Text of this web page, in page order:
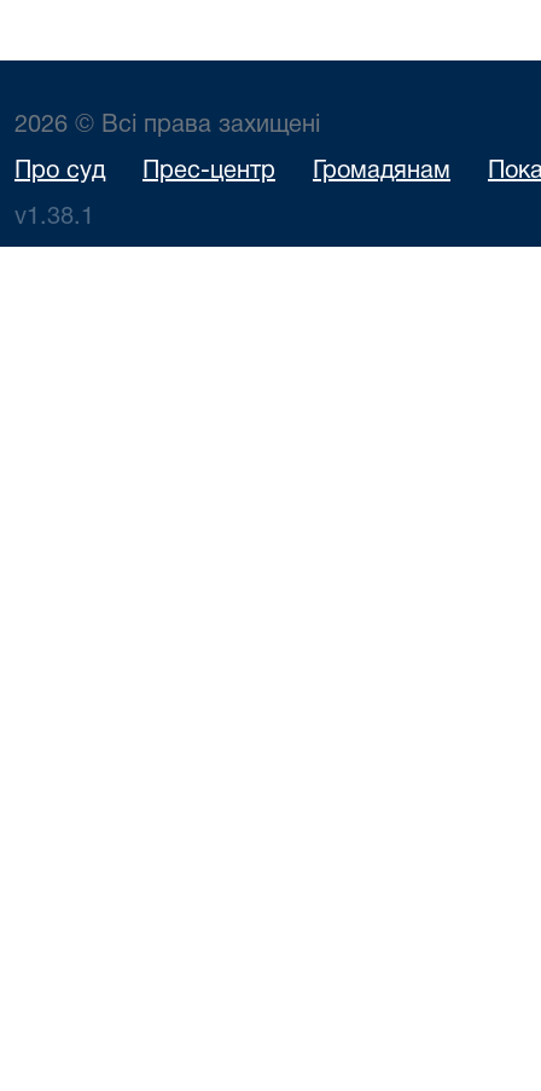
2026 © Всі права захищені
Про суд Прес-центр Громадянам
v1.38.1